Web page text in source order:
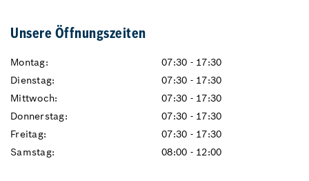
Unsere Öffnungszeiten
Montag:
07:30 - 17:30
Dienstag:
07:30 - 17:30
Mittwoch:
07:30 - 17:30
Donnerstag:
07:30 - 17:30
Freitag:
07:30 - 17:30
Samstag:
08:00 - 12:00